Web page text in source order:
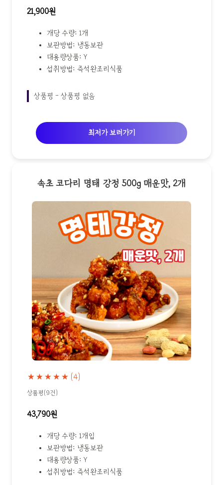
21,900원
개당 수량: 1개
보관방법: 냉동보관
대용량상품: Y
섭취방법: 즉석완조리식품
상품평 - 상품평 없음
최저가 보러가기
속초 코다리 명태 강정 500g 매운맛, 2개
★★★★★ (4)
상품평(9건)
43,790원
개당 수량: 1개입
보관방법: 냉동보관
대용량상품: Y
섭취방법: 즉석완조리식품